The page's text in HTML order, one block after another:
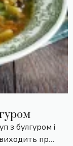
з булгуром і
пр…